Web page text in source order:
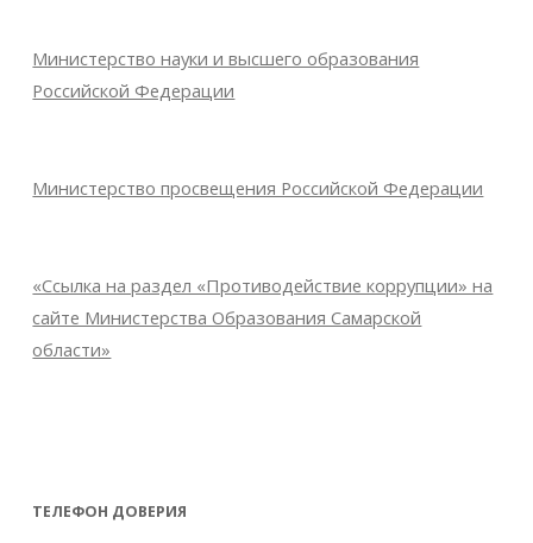
Министерство науки и высшего образования
Российской Федерации
Министерство просвещения Российской Федерации
«Ссылка на раздел «Противодействие коррупции» на
сайте Министерства Образования Самарской
области»
ТЕЛЕФОН ДОВЕРИЯ